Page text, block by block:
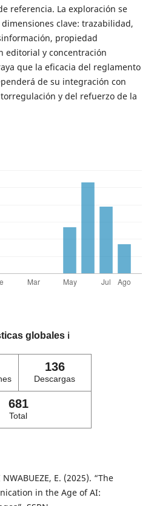
referencia. La exploración se
clave: trazabilidad,
propiedad
editorial y concentración
que la eficacia del reglamento
de su integración con
y del refuerzo de la
globales ℹ️
136
Descargas
681
Total
E. (2025). “The
in the Age of AI: